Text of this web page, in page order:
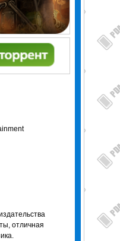
отличная